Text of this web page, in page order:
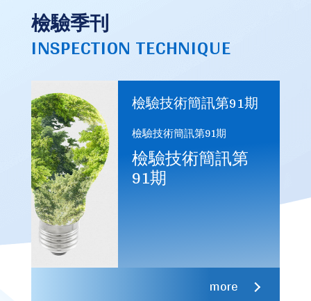
檢驗季刊
INSPECTION TECHNIQUE
檢驗技術簡訊第91期
檢驗技術簡訊第91期
檢驗技術簡訊第
91期
more